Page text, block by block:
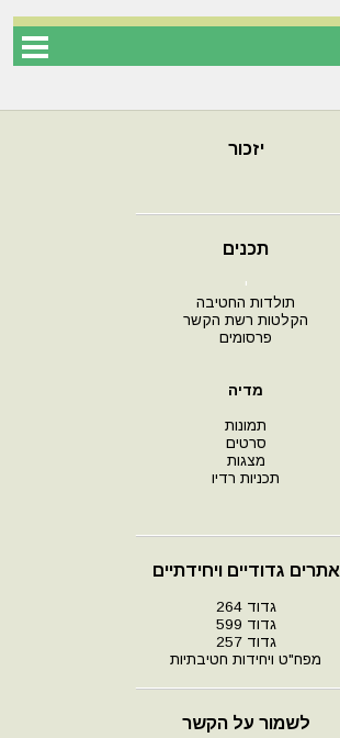
יזכור
תכנים
י
תולדות החטיבה
הקלטות רשת הקשר
פרסומים
מדיה
תמונות
סרטים
מצגות
תכניות רדיו
אתרים גדודיים ויחידתיים
גדוד 264
גדוד 599
גדוד 257
מפח"ט ויחידות חטיבתיות
לשמור על הקשר